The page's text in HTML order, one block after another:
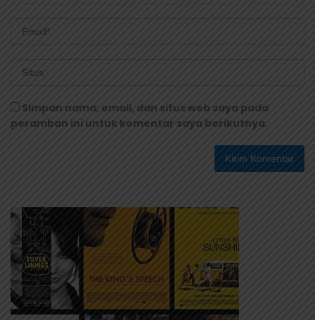
Simpan nama, email, dan situs web saya pada
peramban ini untuk komentar saya berikutnya.